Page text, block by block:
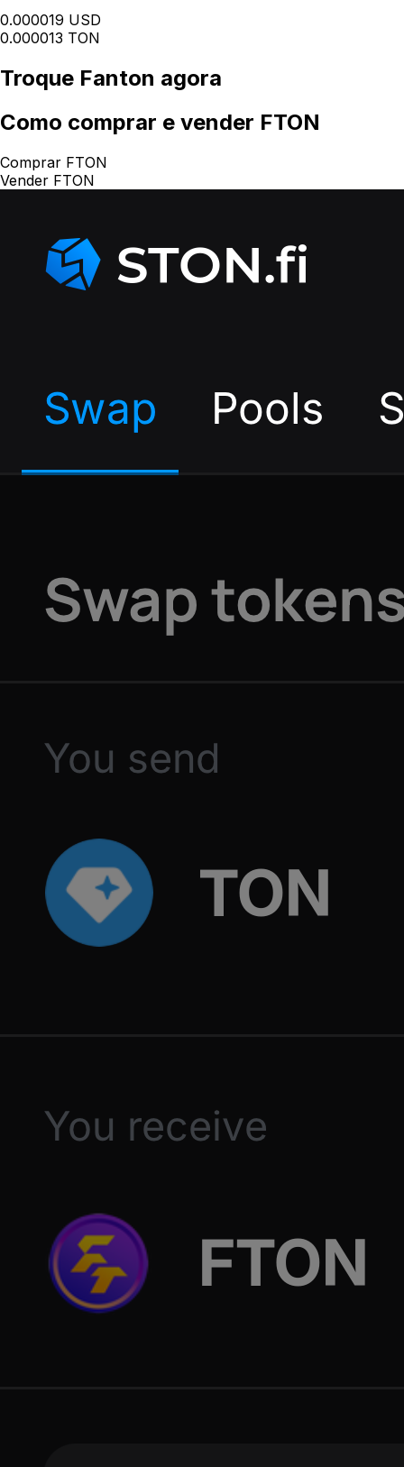
0.000019 USD
0.000013 TON
Troque Fanton agora
Como comprar e vender FTON
Comprar FTON
Vender FTON